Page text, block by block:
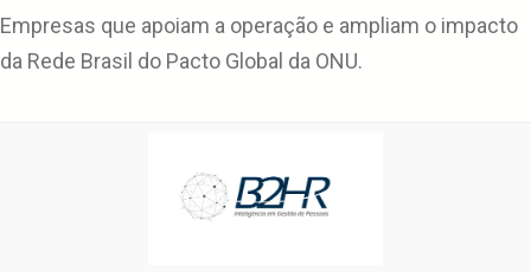
Empresas que apoiam a operação e ampliam o impacto
da Rede Brasil do Pacto Global da ONU.